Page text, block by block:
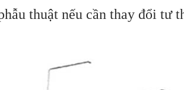
thuật nếu cần thay đổi tư